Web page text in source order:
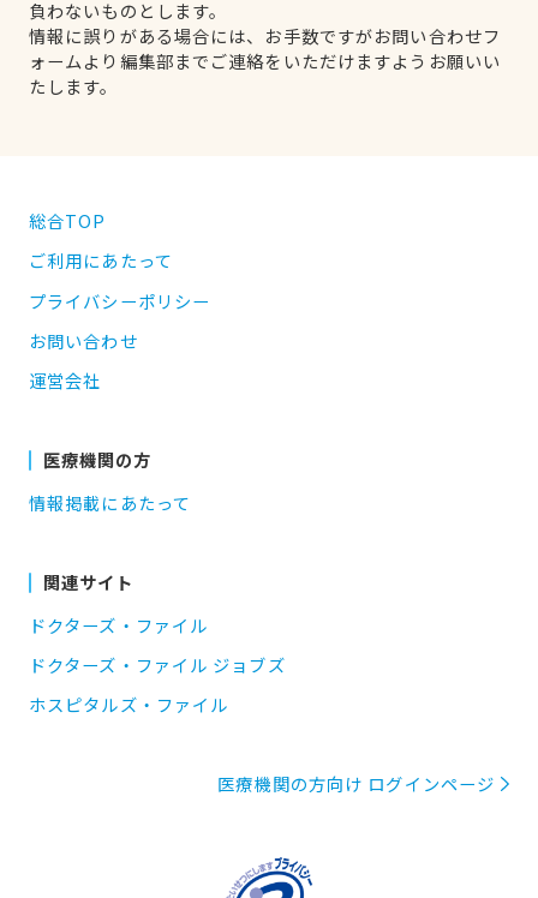
負わないものとします。
情報に誤りがある場合には、お手数ですがお問い合わせフ
ォームより編集部までご連絡をいただけますようお願いい
たします。
総合TOP
ご利用にあたって
プライバシーポリシー
お問い合わせ
運営会社
医療機関の方
情報掲載にあたって
関連サイト
ドクターズ・ファイル
ドクターズ・ファイル ジョブズ
ホスピタルズ・ファイル
医療機関の方向け ログインページ